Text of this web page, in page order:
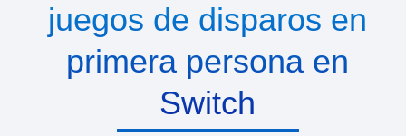
juegos de disparos en
primera persona en
Switch